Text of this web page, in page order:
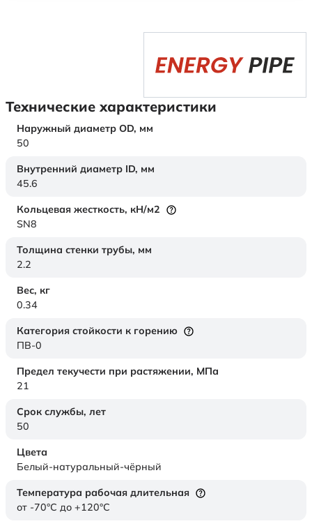
Технические характеристики
Наружный диаметр OD, мм
50
Внутренний диаметр ID, мм
45.6
Кольцевая жесткость, кН/м2
SN8
Толщина стенки трубы, мм
2.2
Вес, кг
0.34
Категория стойкости к горению
ПВ-0
Предел текучести при растяжении, МПа
21
Срок службы, лет
50
Цвета
Белый-натуральный-чёрный
Температура рабочая длительная
от -70°C до +120°C